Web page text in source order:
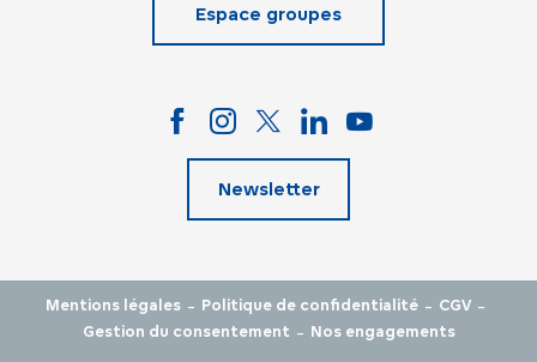
Espace groupes
Newsletter
Mentions légales - Politique de confidentialité - CGV -
Gestion du consentement - Nos engagements